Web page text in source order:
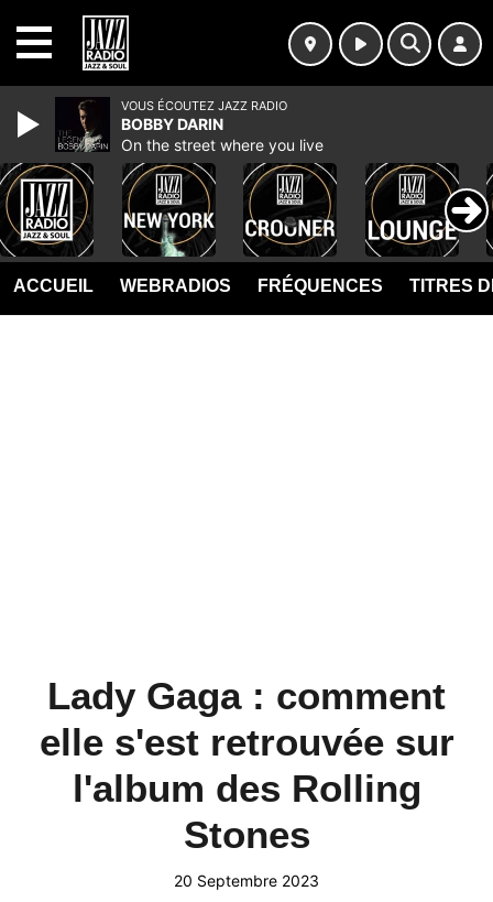
ACCUEIL WEBRADIOS FRÉQUENCES TITRES
Lady Gaga : comment
elle s'est retrouvée sur
l'album des Rolling
Stones
20 Septembre 2023
VOUS ÉCOUTEZ JAZZ RADIO
BOBBY DARIN
On the street where you live